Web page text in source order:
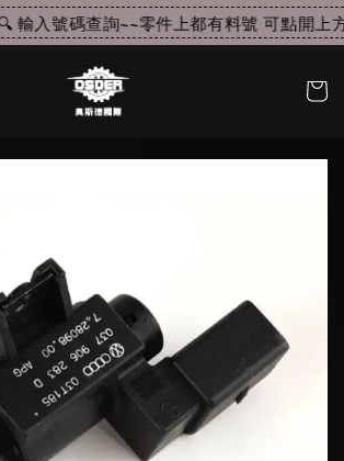
輸入號碼查詢~~零件上都有料號 可點開上